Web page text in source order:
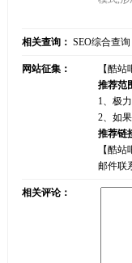
相关查询： SEO综合查询
网站征集：
【酷
推荐范
1、极
2、如
推荐链
【酷
邮件联
相关评论：